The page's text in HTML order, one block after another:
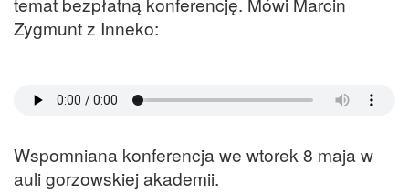
Zygmunt z Inneko:
Wspomniana konferencja we wtorek 8 maja w
auli gorzowskiej akademii.